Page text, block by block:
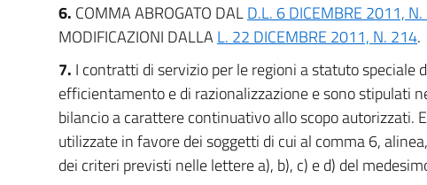
6. COMMA ABROGATO DALD.L. 6 DICEMBRE 2011, N.
MODIFICAZIONI DALLA L. 22 DICEMBRE 2011, N. 214.
7. I contratti di servizio per le regioni a statuto speciale
efficientamento e di razionalizzazione e sono stipulati
bilancio a carattere continuativo allo scopo autorizzati.
utilizzate in favore dei soggetti di cui al comma 6,
dei criteri previsti nelle lettere a), b), c) e d) del